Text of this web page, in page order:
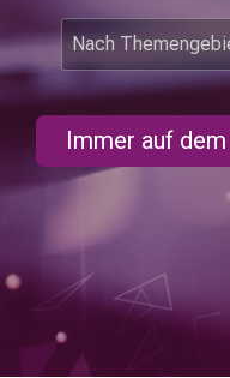
Immer auf